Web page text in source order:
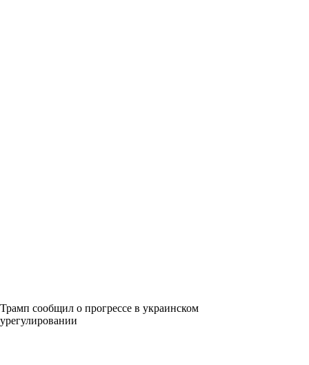
Трамп сообщил о прогрессе в украинском
урегулировании